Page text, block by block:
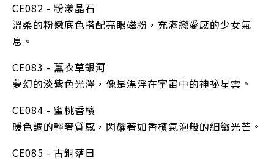
CE082 - 粉漾晶石
溫柔的粉嫩底色搭配亮眼磁粉，充滿戀愛感的少女氣
息。
CE083 - 薰衣草銀河
夢幻的淡紫色光澤，像是漂浮在宇宙中的神祕星雲。
CE084 - 蜜桃香檳
暖色調的輕奢質感，閃耀著如香檳氣泡般的細緻光芒。
CE085 - 古銅落日